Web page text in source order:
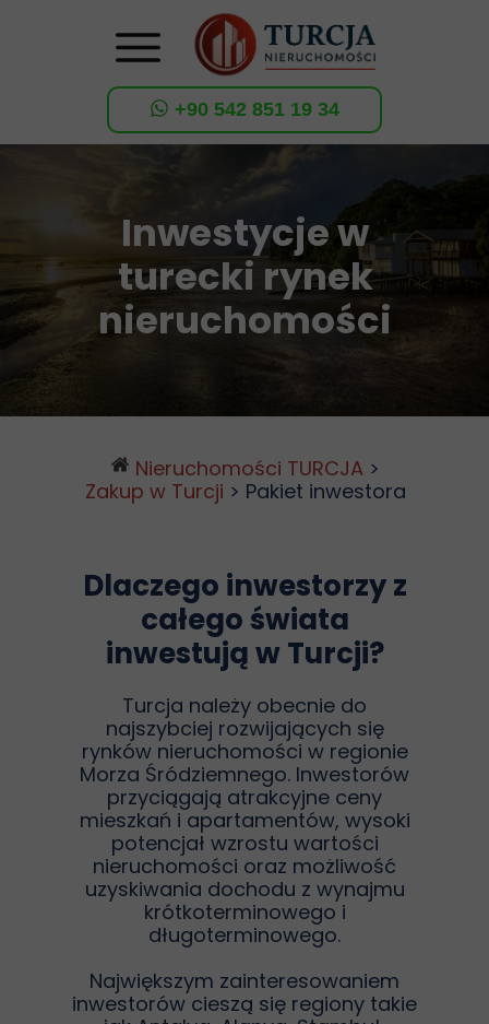
+90 542 851 19 34
Inwestycje w
turecki rynek
nieruchomości
Nieruchomości TURCJA >
Zakup w Turcji > Pakiet inwestora
Dlaczego inwestorzy z
całego świata
inwestują w Turcji?
Turcja należy obecnie do
najszybciej rozwijających się
rynków nieruchomości w regionie
Morza Śródziemnego. Inwestorów
przyciągają atrakcyjne ceny
mieszkań i apartamentów, wysoki
potencjał wzrostu wartości
nieruchomości oraz możliwość
uzyskiwania dochodu z wynajmu
krótkoterminowego i
długoterminowego.
Największym zainteresowaniem
inwestorów cieszą się regiony takie